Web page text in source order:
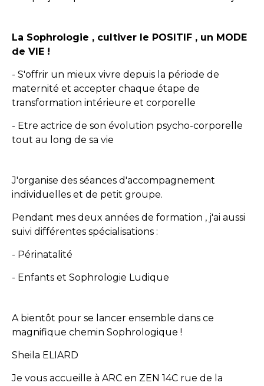
La Sophrologie , cultiver le POSITIF , un MODE
de VIE !
- S'offrir un mieux vivre depuis la période de
maternité et accepter chaque étape de
transformation intérieure et corporelle
- Etre actrice de son évolution psycho-corporelle
tout au long de sa vie
J'organise des séances d'accompagnement
individuelles et de petit groupe.
Pendant mes deux années de formation , j'ai aussi
suivi différentes spécialisations :
- Périnatalité
- Enfants et Sophrologie Ludique
A bientôt pour se lancer ensemble dans ce
magnifique chemin Sophrologique !
Sheila ELIARD
Je vous accueille à ARC en ZEN 14C rue de la